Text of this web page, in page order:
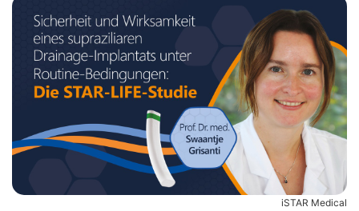
iSTAR Medical